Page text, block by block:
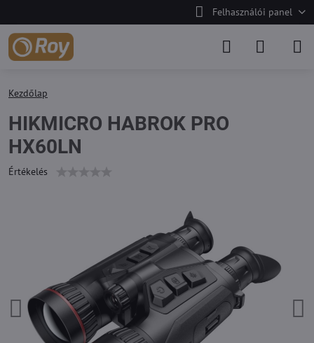
Felhasználói panel
Kezdőlap
HIKMICRO HABROK PRO
HX60LN
Értékelés